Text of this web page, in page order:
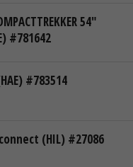
54"
#781642
#783514
(HIL) #27086